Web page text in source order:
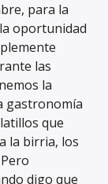
para la
oportunidad
las
la
gastronomía
que
la birria, los
digo que